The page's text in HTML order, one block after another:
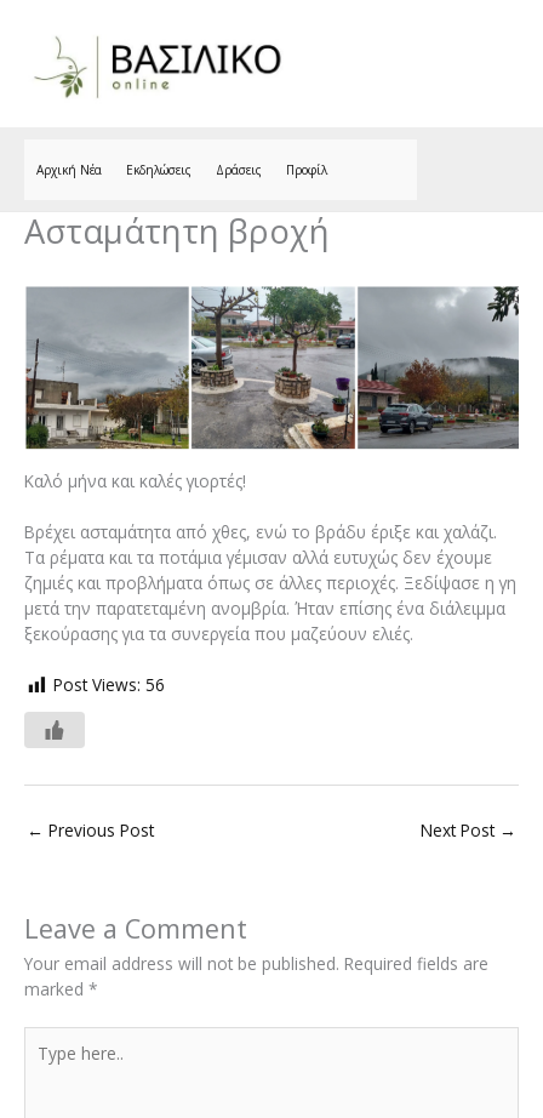
Αρχική Νέα Εκδηλώσεις Δράσεις Προφίλ
Ασταμάτητη βροχή
Καλό μήνα και καλές γιορτές!
Βρέχει ασταμάτητα από χθες, ενώ το βράδυ έριξε και χαλάζι.
Τα ρέματα και τα ποτάμια γέμισαν αλλά ευτυχώς δεν έχουμε
ζημιές και προβλήματα όπως σε άλλες περιοχές. Ξεδίψασε η γη
μετά την παρατεταμένη ανομβρία. Ήταν επίσης ένα διάλειμμα
ξεκούρασης για τα συνεργεία που μαζεύουν ελιές.
Post Views: 56
← Previous Post Next Post →
Leave a Comment
Your email address will not be published. Required fields are
marked *
here..